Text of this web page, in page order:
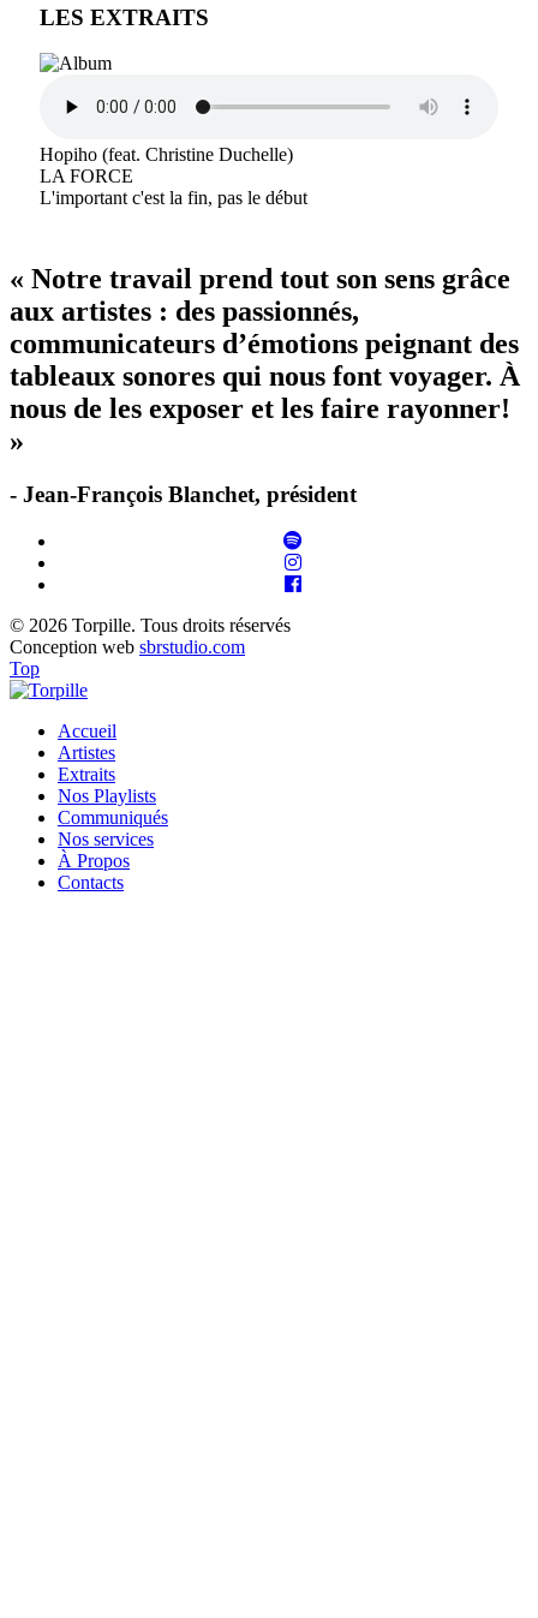
LES EXTRAITS
Hopiho (feat. Christine Duchelle)
LA FORCE
L'important c'est la fin, pas le début
« Notre travail prend tout son sens grâce
aux artistes : des passionnés,
communicateurs d’émotions peignant des
tableaux sonores qui nous font voyager. À
nous de les exposer et les faire rayonner!
»
- Jean-François Blanchet, président
© 2026 Torpille. Tous droits réservés
Conception web sbrstudio.com
Top
Accueil
Artistes
Extraits
Nos Playlists
Communiqués
Nos services
À Propos
Contacts